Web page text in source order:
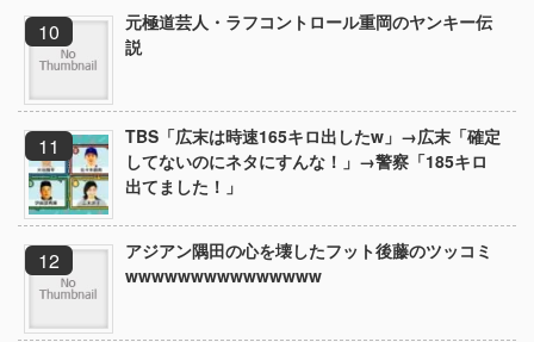
元極道芸人・ラフコントロール重岡のヤンキー伝
説
TBS「広末は時速165キロ出したw」→広末「確定
してないのにネタにすんな！」→警察「185キロ
出てました！」
アジアン隅田の心を壊したフット後藤のツッコミ
wwwwwwwwwwwwwww